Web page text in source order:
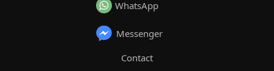
WhatsApp
Messenger
Contact